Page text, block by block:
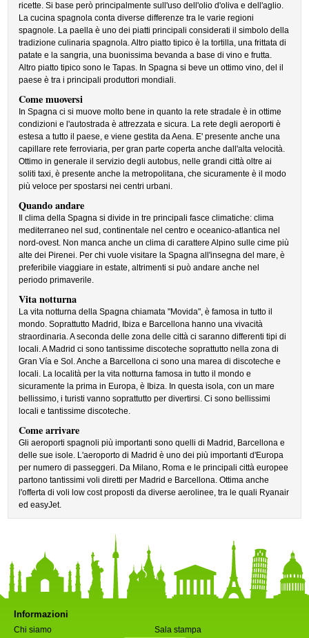
ricette. Si base però principalmente sull'uso dell'olio d'oliva e dell'aglio.
La cucina spagnola conta diverse differenze tra le varie regioni
spagnole. La paella è uno dei piatti principali considerati il simbolo della
tradizione culinaria spagnola. Altro piatto tipico è la tortilla, una frittata di
patate e la sangria, una buonissima bevanda a base di vino e frutta.
Altro piatto tipico sono le Tapas. In Spagna si beve un ottimo vino, del il
paese è tra i principali produttori mondiali.
Come muoversi
In Spagna ci si muove molto bene in quanto la rete stradale è in ottime
condizioni e l'autostrada è attrezzata e sicura. La rete degli aeroporti è
estesa a tutto il paese, e viene gestita da Aena. E' presente anche una
capillare rete ferroviaria, per gran parte coperta anche dall'alta velocità.
Ottimo in generale il servizio degli autobus, nelle grandi città oltre ai
soliti taxi, è presente anche la metropolitana, che sicuramente è il modo
più veloce per spostarsi nei centri urbani.
Quando andare
Il clima della Spagna si divide in tre principali fasce climatiche: clima
mediterraneo nel sud, continentale nel centro e oceanico-atlantica nel
nord-ovest. Non manca anche un clima di carattere Alpino sulle cime più
alte dei Pirenei. Per chi vuole visitare la Spagna all'insegna del mare, è
preferibile viaggiare in estate, altrimenti si può andare anche nel
periodo primaverile.
Vita notturna
La vita notturna della Spagna chiamata "Movida", è famosa in tutto il
mondo. Soprattutto Madrid, Ibiza e Barcellona hanno una vivacità
straordinaria. A seconda delle zona delle città ci saranno differenti tipi di
locali. A Madrid ci sono tantissime discoteche soprattutto nella zona di
Gran Vía e Sol. Anche a Barcellona ci sono una marea di discoteche e
locali. La località per la vita notturna famosa in tutto il mondo e
sicuramente la prima in Europa, è Ibiza. In questa isola, con un mare
bellissimo, i turisti vanno soprattutto per divertirsi. Ci sono bellissimi
locali e tantissime discoteche.
Come arrivare
Gli aeroporti spagnoli più importanti sono quelli di Madrid, Barcellona e
delle sue isole. L'aeroporto di Madrid è uno dei più importanti d'Europa
per numero di passeggeri. Da Milano, Roma e le principali città europee
partono tantissimi voli diretti per Madrid e Barcellona. Ottima anche
l'offerta di voli low cost proposti da diverse aerolinee, tra le quali Ryanair
ed easyJet.
Informazioni
Chi siamo Sala stampa